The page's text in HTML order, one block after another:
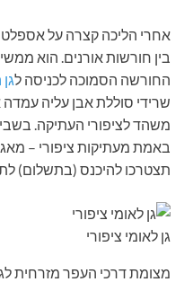
אחרי הליכה קצרה על
בין חורשות אורנים. הוא
החורשה הסמוכה לכניסה ל
שרידי סוללת אבן עליה
משהד לציפורי העתיקה.
באמת מעתיקות ציפורי –
תצטרכו להיכנס (בתשלום)
גן לאומי ציפורי
מצומת דרכי העפר מזרחית